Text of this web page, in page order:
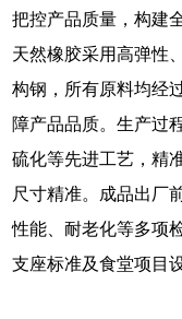
把控产品质量，构建
天然橡胶采用高弹性
构钢，所有原料均经
障产品品质。生产过
硫化等先进工艺，精
尺寸精准。成品出厂
性能、耐老化等多项
支座标准及食堂项目